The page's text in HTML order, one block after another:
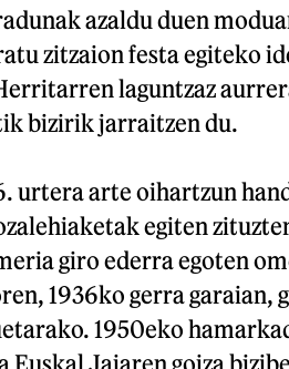
azaldu duen
zitzaion festa egiteko
laguntzaz
bizirik jarraitzen du.
urtera arte oihartzun
egiten
giro ederra egoten
1936ko gerra garaian,
1950eko
Euskal Jaiaren goiza